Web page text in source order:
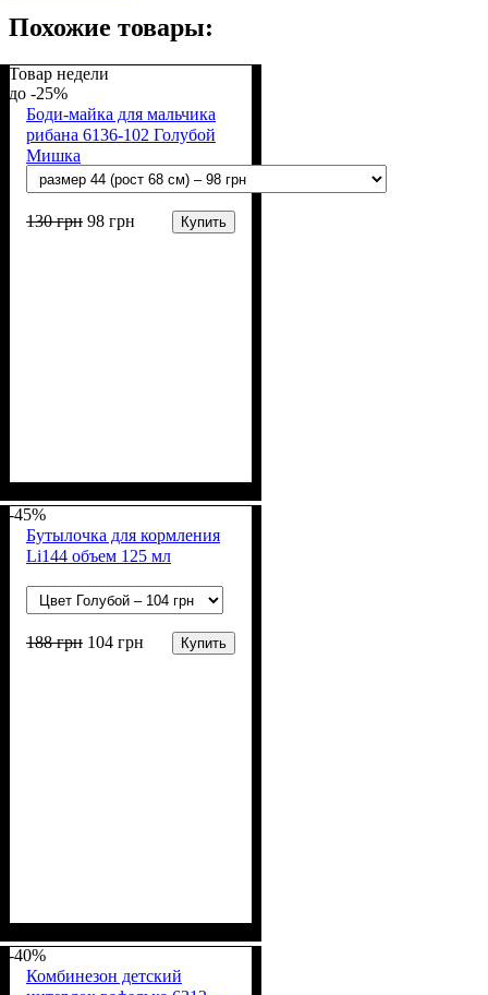
Похожие товары:
Товар недели
-25%
Боди-майка для мальчика
рибана 6136-102 Голубой
Мишка
130грн 98 грн Купить
-45%
Бутылочка для кормления
Li144 объем 125 мл
188грн 104 грн Купить
Силикон
-40%
Комбинезон детский